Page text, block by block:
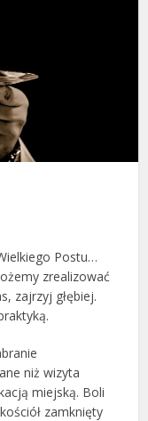
Postu…
zrealizować
zajrzyj głębiej.
niż wizyta
miejską. Boli
zamknięty